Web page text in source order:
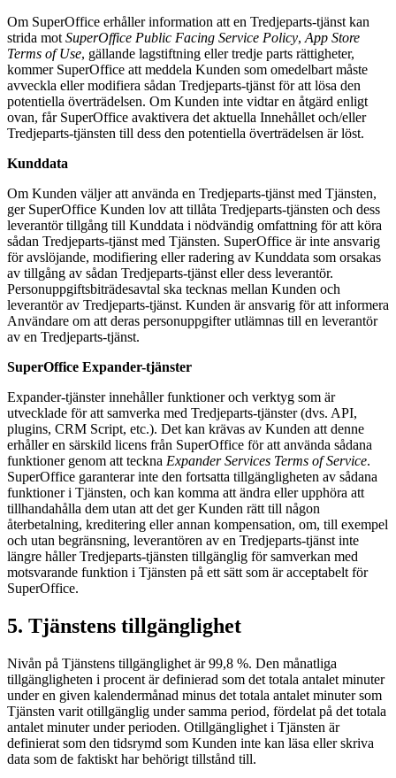
Om SuperOffice erhåller information att en Tredjeparts-tjänst kan
strida mot SuperOffice Public Facing Service Policy, App Store
Terms of Use, gällande lagstiftning eller tredje parts rättigheter,
kommer SuperOffice att meddela Kunden som omedelbart måste
avveckla eller modifiera sådan Tredjeparts-tjänst för att lösa den
potentiella överträdelsen. Om Kunden inte vidtar en åtgärd enligt
ovan, får SuperOffice avaktivera det aktuella Innehållet och/eller
Tredjeparts-tjänsten till dess den potentiella överträdelsen är löst.
Kunddata
Om Kunden väljer att använda en Tredjeparts-tjänst med Tjänsten,
ger SuperOffice Kunden lov att tillåta Tredjeparts-tjänsten och dess
leverantör tillgång till Kunddata i nödvändig omfattning för att köra
sådan Tredjeparts-tjänst med Tjänsten. SuperOffice är inte ansvarig
för avslöjande, modifiering eller radering av Kunddata som orsakas
av tillgång av sådan Tredjeparts-tjänst eller dess leverantör.
Personuppgiftsbiträdesavtal ska tecknas mellan Kunden och
leverantör av Tredjeparts-tjänst. Kunden är ansvarig för att informera
Användare om att deras personuppgifter utlämnas till en leverantör
av en Tredjeparts-tjänst.
SuperOffice Expander-tjänster
Expander-tjänster innehåller funktioner och verktyg som är
utvecklade för att samverka med Tredjeparts-tjänster (dvs. API,
plugins, CRM Script, etc.). Det kan krävas av Kunden att denne
erhåller en särskild licens från SuperOffice för att använda sådana
funktioner genom att teckna Expander Services Terms of Service.
SuperOffice garanterar inte den fortsatta tillgängligheten av sådana
funktioner i Tjänsten, och kan komma att ändra eller upphöra att
tillhandahålla dem utan att det ger Kunden rätt till någon
återbetalning, kreditering eller annan kompensation, om, till exempel
och utan begränsning, leverantören av en Tredjeparts-tjänst inte
längre håller Tredjeparts-tjänsten tillgänglig för samverkan med
motsvarande funktion i Tjänsten på ett sätt som är acceptabelt för
SuperOffice.
5. Tjänstens tillgänglighet
Nivån på Tjänstens tillgänglighet är 99,8 %. Den månatliga
tillgängligheten i procent är definierad som det totala antalet minuter
under en given kalendermånad minus det totala antalet minuter som
Tjänsten varit otillgänglig under samma period, fördelat på det totala
antalet minuter under perioden. Otillgänglighet i Tjänsten är
definierat som den tidsrymd som Kunden inte kan läsa eller skriva
data som de faktiskt har behörigt tillstånd till.